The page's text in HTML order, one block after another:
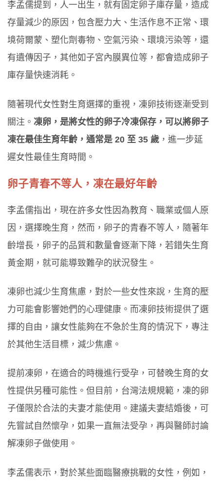
李孟儒提到，人一出生，就有固定卵子庫存量，造成
存量減少的原因，包含壓力大、生活作息不正常、環
境荷爾蒙、塑化劑毒物、空氣污染、環境污染等，還
有遺傳因子，其他如子宮內膜異位等，都會造成卵子
庫存量快速消耗。
隨著現代女性對生育選擇的重視，凍卵技術逐漸受到
關注。 凍卵，是將女性的卵子冷凍保存，可以將卵子
凍在最佳生育年齡，通常是 20 至 35 歲 ，進一步延
遲女性最佳生育時間。
卵子青春不等人，凍在最好年齡
李孟儒指出，現在許多女性因為教育、職業或個人原
因，選擇晚生育，然而，卵子的青春不等人，隨著年
齡增長，卵子的品質和數量會逐漸下降，若錯失生育
黃金期，就可能導致難孕的狀況發生。
凍卵也減少生育焦慮，對於一些女性來說，生育的壓
力可能會影響她們的心理健康。而凍卵技術提供了選
擇的自由，讓女性能夠在不急於生育的情況下，專注
於其他生活目標，減少焦慮。
提前凍卵，在適合的時機進行受孕，可替晚生育的女
性提供另種可能性。但目前，台灣法規規範，凍的卵
子僅限於合法的夫妻才能使用。建議夫妻結婚後，可
先嘗試自然懷孕，如果一直無法受孕，再與醫師討論
解凍卵子做使用。
李孟儒表示，對於某些面臨醫療挑戰的女性，例如，